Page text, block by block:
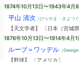
1874年10月13日〜1943年4月8
平山 清次 （ひらやま・きよつぐ
【天文学者】 〔日本（宮城県
1876年10月13日〜1914年4月1
ルーブ＝ワッデル（George
【野球】 〔アメリカ〕